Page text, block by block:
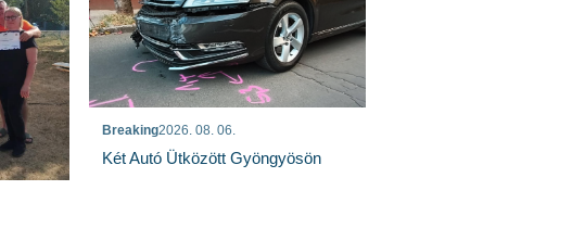
Breaking2026. 08. 06.
Két Autó Ütközött Gyöngyösön